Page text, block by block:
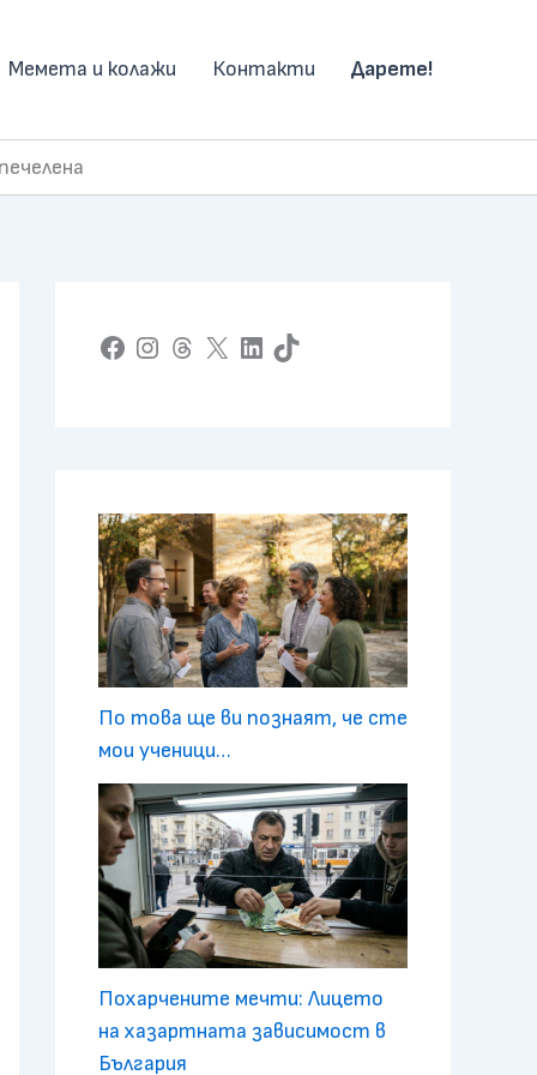
Мемета и колажи Контакти Дарете!
Facebook Instagram Threads X LinkedIn TikTok
По това ще ви познаят, че сте
мои ученици…
Похарчените мечти: Лицето
на хазартната зависимост в
България